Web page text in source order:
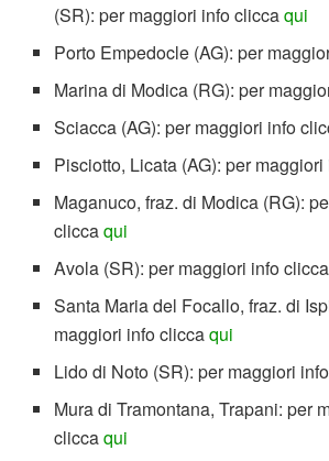
(SR): per maggiori info cliccaqui
Porto Empedocle (AG): per
Marina di Modica (RG): per
Sciacca (AG): per maggiori info
Pisciotto, Licata (AG): per
Maganuco, fraz. di Modica (RG):
cliccaqui
Avola (SR): per maggiori info
Santa Maria del Focallo, fraz. di
maggiori info cliccaqui
Lido di Noto (SR): per maggiori
Mura di Tramontana, Trapani: per
cliccaqui